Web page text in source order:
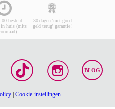
besteld,
in huis (mits
30 dagen 'niet goed
geld terug' garantie!
BLOG
| Cookie-instellingen